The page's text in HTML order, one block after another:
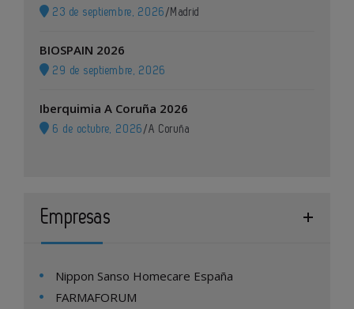
23 de septiembre, 2026 / Madrid
BIOSPAIN 2026
29 de septiembre, 2026
Iberquimia A Coruña 2026
6 de octubre, 2026 /A Coruña
Empresas
Nippon Sanso Homecare España
FARMAFORUM